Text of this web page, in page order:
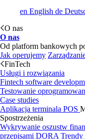
en English de
O nas
O nas
Od platform bankowych
Jak operujemy
FinTech
Usługi i rozwiązania
Fintech software
Testowanie
Case studies
Aplikacja terminala POS
Spostrzeżenia
Wykrywanie oszustw
przepisami DORA Trendy